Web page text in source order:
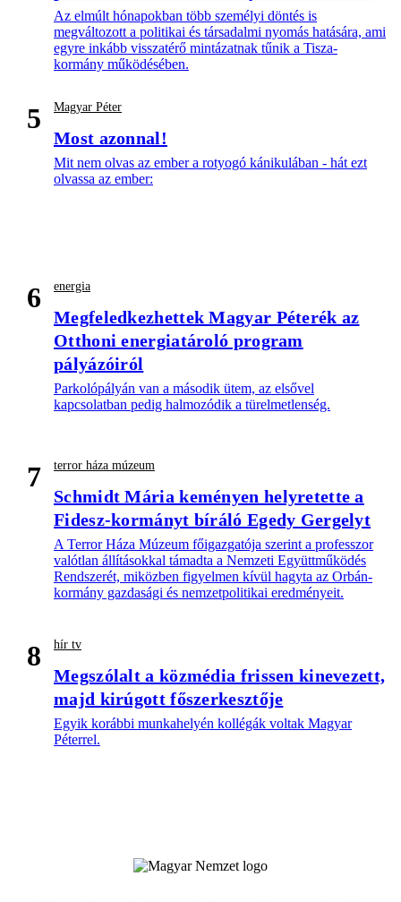
Az elmúlt hónapokban több személyi döntés is
megváltozott a politikai és társadalmi nyomás hatására, ami
egyre inkább visszatérő mintázatnak tűnik a Tisza-
kormány működésében.
5 Magyar Péter
Most azonnal!
Mit nem olvas az ember a rotyogó kánikulában - hát ezt
olvassa az ember:
6 energia
Megfeledkezhettek Magyar Péterék az
Otthoni energiatároló program
pályázóiról
Parkolópályán van a második ütem, az elsővel
kapcsolatban pedig halmozódik a türelmetlenség.
7 terror háza múzeum
Schmidt Mária keményen helyretette a
Fidesz-kormányt bíráló Egedy Gergelyt
A Terror Háza Múzeum főigazgatója szerint a professzor
valótlan állításokkal támadta a Nemzeti Együttműködés
Rendszerét, miközben figyelmen kívül hagyta az Orbán-
kormány gazdasági és nemzetpolitikai eredményeit.
8 hír tv
Megszólalt a közmédia frissen kinevezett,
majd kirúgott főszerkesztője
Egyik korábbi munkahelyén kollégák voltak Magyar
Péterrel.